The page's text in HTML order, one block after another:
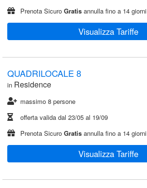
Prenota Sicuro Gratis annulla fino a 14 giorni
Visualizza Tariffe
QUADRILOCALE 8
in Residence
massimo 8 persone
offerta valida dal 23/05 al 19/09
Prenota Sicuro Gratis annulla fino a 14 giorni
Visualizza Tariffe